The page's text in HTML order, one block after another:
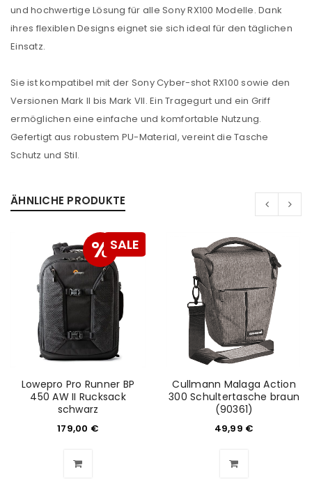
und hochwertige Lösung für alle Sony RX100 Modelle. Dank
ihres flexiblen Designs eignet sie sich ideal für den täglichen
Einsatz.
Sie ist kompatibel mit der Sony Cyber-shot RX100 sowie den
Versionen Mark II bis Mark VII. Ein Tragegurt und ein Griff
ermöglichen eine einfache und komfortable Nutzung.
Gefertigt aus robustem PU-Material, vereint die Tasche
Schutz und Stil.
ÄHNLICHE PRODUKTE
% SALE
Lowepro Pro Runner BP
450 AW II Rucksack
schwarz
179,00 €
Cullmann Malaga Action
300 Schultertasche braun
(90361)
49,99 €